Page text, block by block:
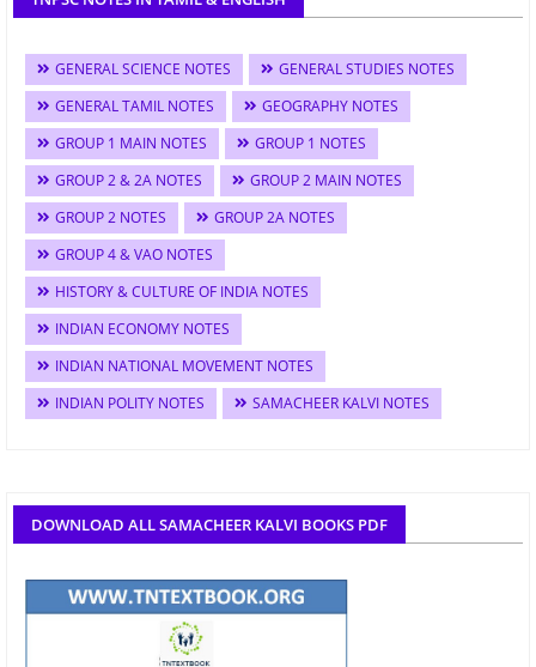
GENERAL SCIENCE NOTES
GENERAL STUDIES NOTES
GENERAL TAMIL NOTES
GEOGRAPHY NOTES
GROUP 1 MAIN NOTES
GROUP 1 NOTES
GROUP 2 & 2A NOTES
GROUP 2 MAIN NOTES
GROUP 2 NOTES
GROUP 2A NOTES
GROUP 4 & VAO NOTES
HISTORY & CULTURE OF INDIA NOTES
INDIAN ECONOMY NOTES
INDIAN NATIONAL MOVEMENT NOTES
INDIAN POLITY NOTES
SAMACHEER KALVI NOTES
DOWNLOAD ALL SAMACHEER KALVI BOOKS PDF